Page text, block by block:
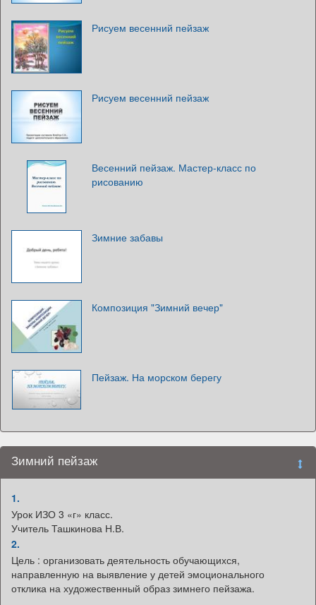
Рисуем весенний пейзаж
Рисуем весенний пейзаж
Весенний пейзаж. Мастер-класс по
рисованию
Зимние забавы
Композиция "Зимний вечер"
Пейзаж. На морском берегу
Зимний пейзаж
1.
Урок ИЗО 3 «г» класс.
Учитель Ташкинова Н.В.
2.
Цель : организовать деятельность обучающихся,
направленную на выявление у детей эмоционального
отклика на художественный образ зимнего пейзажа.